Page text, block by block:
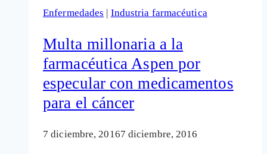
Enfermedades Industria farmacéutica
Multa millonaria a la
farmacéutica Aspen por
especular con medicamentos
para el cáncer
7 diciembre, 20167 diciembre, 2016